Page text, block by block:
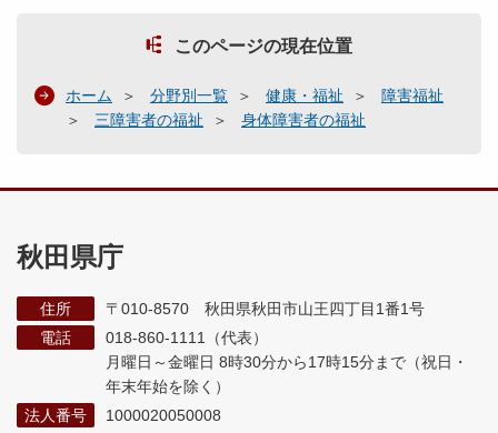
このページの現在位置
ホーム 分野別一覧 健康・福祉
障害福祉
三障害者の福祉
身体障害者の福祉
秋田県庁
住所
〒010-8570 秋田県秋田市山王四丁目1番1号
電話
018-860-1111（代表）
月曜日～金曜日 8時30分から17時15分まで （祝日・
年末年始を除く）
法人番号
1000020050008